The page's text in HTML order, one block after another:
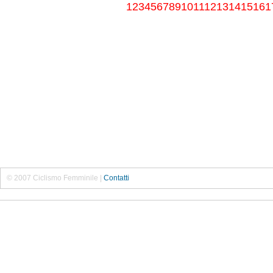
12345678910111213141516
© 2007 Ciclismo Femminile | Contatti